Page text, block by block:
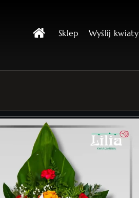
Sklep Wyślij kwiaty